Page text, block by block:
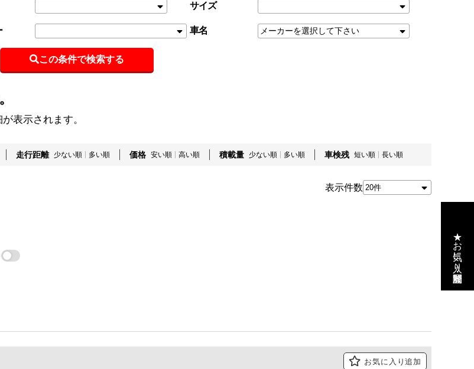
サイズ
車名
この条件で検索する
表示されます。
走行距離 少ない順 多い順 価格 安い順 高い順 積載量 少ない順 多い順 車検残 短い順 長い順
表示件数
お気に入り追加
★お気に入り・閲覧履歴